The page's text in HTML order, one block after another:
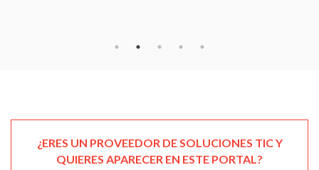
¿ERES UN PROVEEDOR DE SOLUCIONES TIC Y
QUIERES APARECER EN ESTE PORTAL?